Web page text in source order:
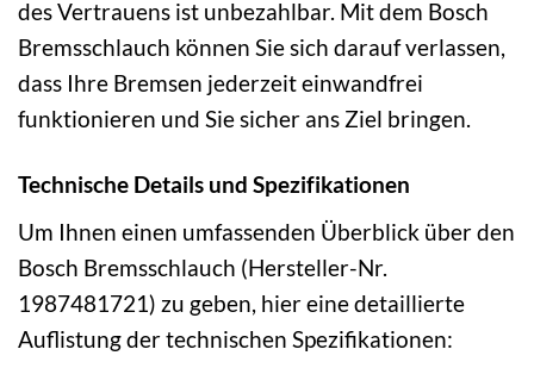
des Vertrauens ist unbezahlbar. Mit dem Bosch
Bremsschlauch können Sie sich darauf verlassen,
dass Ihre Bremsen jederzeit einwandfrei
funktionieren und Sie sicher ans Ziel bringen.
Technische Details und Spezifikationen
Um Ihnen einen umfassenden Überblick über den
Bosch Bremsschlauch (Hersteller-Nr.
1987481721) zu geben, hier eine detaillierte
Auflistung der technischen Spezifikationen: